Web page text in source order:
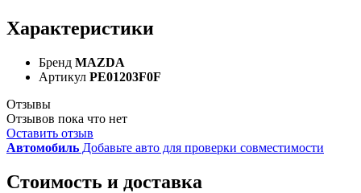
Характеристики
Бренд MAZDA
Артикул PE01203F0F
Отзывы
Отзывов пока что нет
Оставить отзыв
Автомобиль Добавьте авто для проверки совместимости
Стоимость и доставка